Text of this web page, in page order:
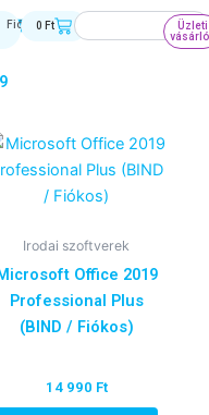
Fiókom
0 FtKosárKeresés
Üzleti
Irodai szoftverek
Office 2019
Professional Plus
(BIND / Fiókos)
14 990 Ft